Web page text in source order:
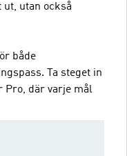
utan också
både
Ta steget in
Pro, där varje mål